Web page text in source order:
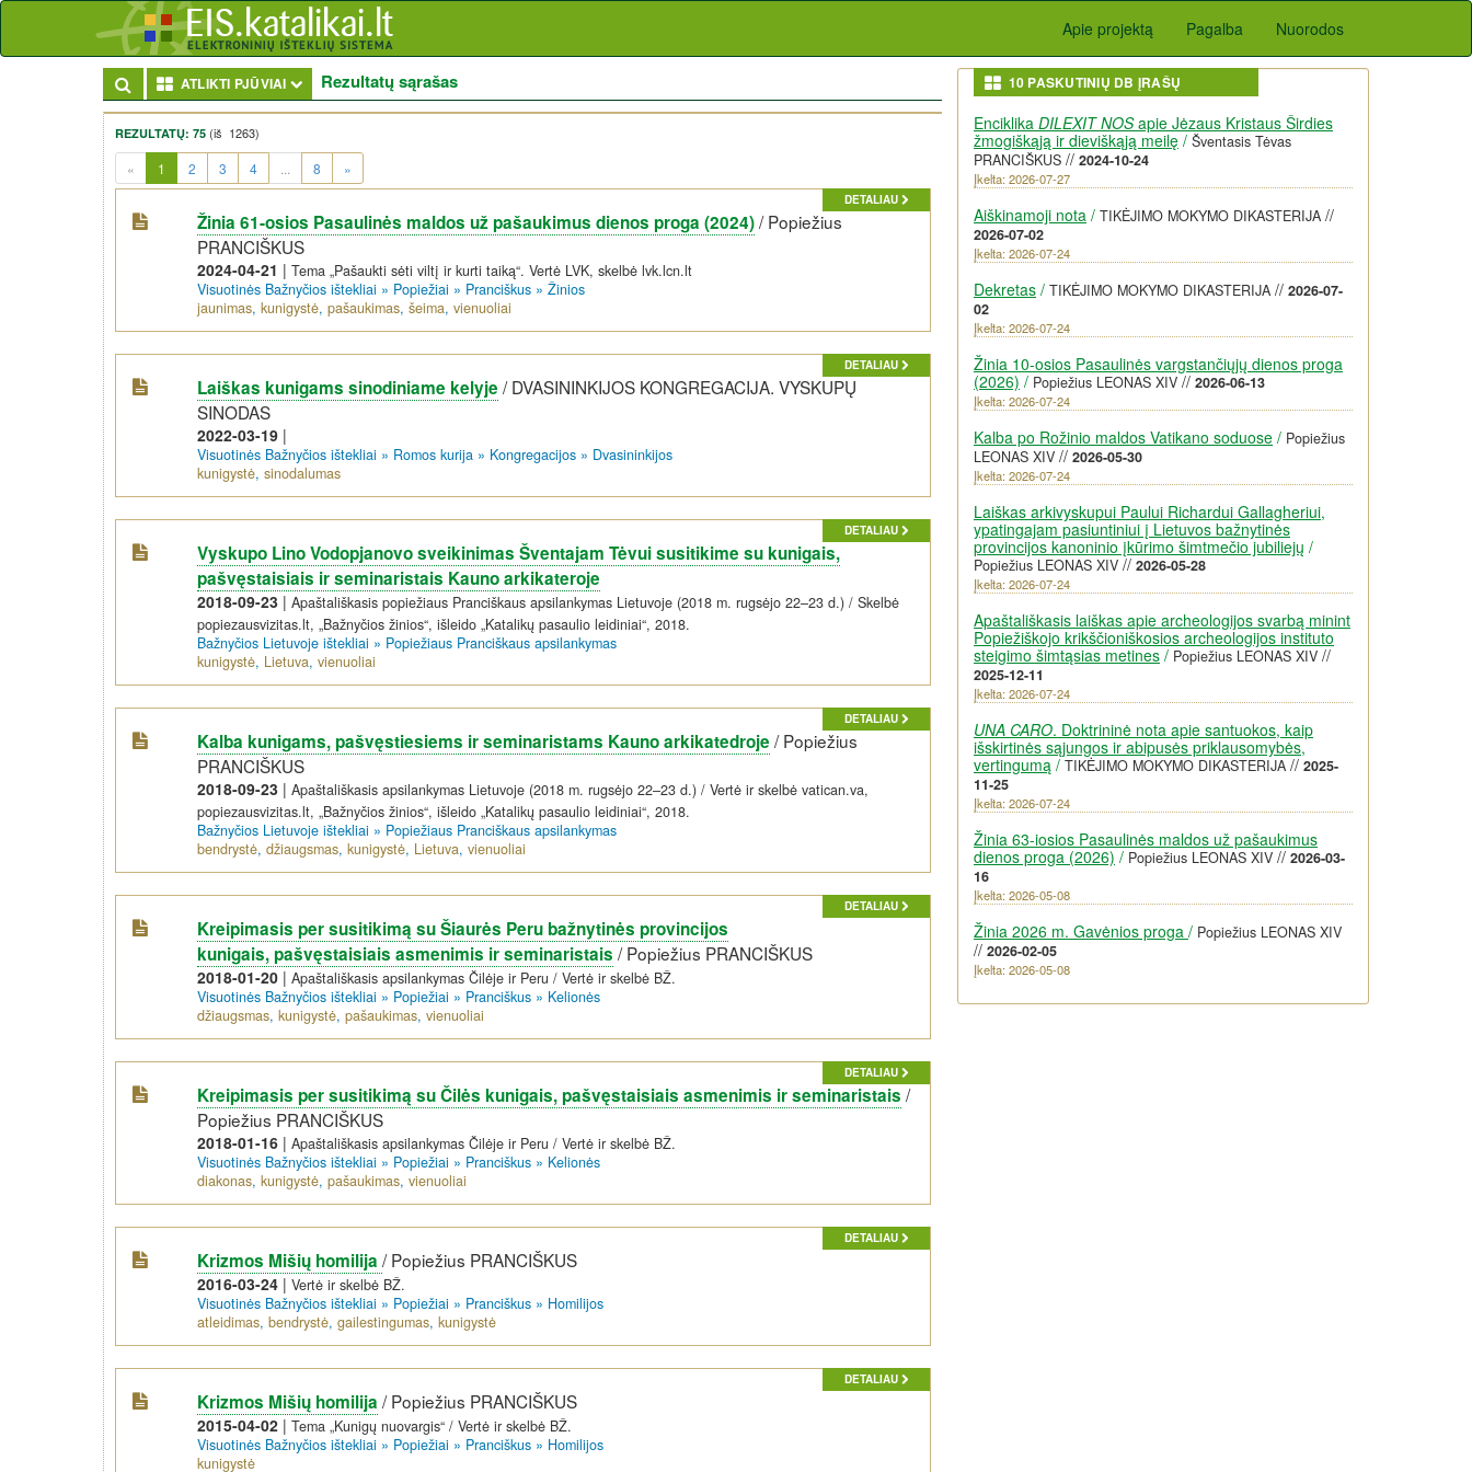
Apie projektą Pagalba Nuorodos
ATLIKTI PJŪVIAI Toggle Dropdown
Rezultatų sąrašas
REZULTATŲ: 75 (iš 1263)
« 1 (current)
2 3 4 8 »
DETALIAU
Žinia 61-osios Pasaulinės maldos už pašaukimus dienos proga (2024)/Popiežius
PRANCIŠKUS
2024-04-21 |Tema „Pašaukti sėti viltį ir kurti taiką“. Vertė LVK, skelbė lvk.lcn.lt
Visuotinės Bažnyčios ištekliai » Popiežiai » Pranciškus »Žinios
jaunimas,kunigystė,pašaukimas,šeima,vienuoliai
DETALIAU
Laiškas kunigams sinodiniame kelyje /DVASININKIJOS KONGREGACIJA. VYSKUPŲ
SINODAS
2022-03-19 |
Visuotinės Bažnyčios ištekliai » Romos kurija » Kongregacijos » Dvasininkijos
kunigystė,sinodalumas
DETALIAU
Vyskupo Lino Vodopjanovo sveikinimas Šventajam Tėvui susitikime su kunigais,
pašvęstaisiais ir seminaristais Kauno arkikateroje
2018-09-23 |Apaštališkasis popiežiaus Pranciškaus apsilankymas Lietuvoje (2018 m. rugsėjo 22–23 d.) / Skelbė
popiezausvizitas.lt, „Bažnyčios žinios“, išleido „Katalikų pasaulio leidiniai“, 2018.
Bažnyčios Lietuvoje ištekliai » Popiežiaus Pranciškaus apsilankymas
kunigystė, Lietuva,vienuoliai
DETALIAU
Kalba kunigams, pašvęstiesiems ir seminaristams Kauno arkikatedroje /Popiežius
PRANCIŠKUS
2018-09-23 |Apaštališkasis apsilankymas Lietuvoje (2018 m. rugsėjo 22–23 d.) / Vertė ir skelbė vatican.va,
popiezausvizitas.lt, „Bažnyčios žinios“, išleido „Katalikų pasaulio leidiniai“, 2018.
Bažnyčios Lietuvoje ištekliai » Popiežiaus Pranciškaus apsilankymas
bendrystė,džiaugsmas,kunigystė, Lietuva,vienuoliai
DETALIAU
Kreipimasis per susitikimą su Šiaurės Peru bažnytinės provincijos
kunigais, pašvęstaisiais asmenimis ir seminaristais /Popiežius PRANCIŠKUS
2018-01-20 |Apaštališkasis apsilankymas Čilėje ir Peru / Vertė ir skelbė BŽ.
Visuotinės Bažnyčios ištekliai » Popiežiai » Pranciškus » Kelionės
džiaugsmas,kunigystė,pašaukimas,vienuoliai
DETALIAU
Kreipimasis per susitikimą su Čilės kunigais, pašvęstaisiais asmenimis ir seminaristais /
Popiežius PRANCIŠKUS
2018-01-16 |Apaštališkasis apsilankymas Čilėje ir Peru / Vertė ir skelbė BŽ.
Visuotinės Bažnyčios ištekliai » Popiežiai » Pranciškus » Kelionės
diakonas,kunigystė,pašaukimas,vienuoliai
DETALIAU
Krizmos Mišių homilija/Popiežius PRANCIŠKUS
2016-03-24 |Vertė ir skelbė BŽ.
Visuotinės Bažnyčios ištekliai » Popiežiai » Pranciškus » Homilijos
atleidimas,bendrystė,gailestingumas,kunigystė
DETALIAU
Krizmos Mišių homilija /Popiežius PRANCIŠKUS
2015-04-02 |Tema „Kunigų nuovargis“ / Vertė ir skelbė BŽ.
Visuotinės Bažnyčios ištekliai » Popiežiai » Pranciškus » Homilijos
kunigystė
10 PASKUTINIŲ DB ĮRAŠŲ
Enciklika DILEXIT NOSapie Jėzaus Kristaus Širdies
žmogiškąją ir dieviškąją meilę / Šventasis Tėvas
PRANCIŠKUS // 2024-10-24
Įkelta: 2026-07-27
Aiškinamoji nota / TIKĖJIMO MOKYMO DIKASTERIJA //
2026-07-02
Įkelta: 2026-07-24
Dekretas / TIKĖJIMO MOKYMO DIKASTERIJA // 2026-07-
02
Įkelta: 2026-07-24
Žinia 10-osios Pasaulinės vargstančiųjų dienos proga
(2026) / Popiežius LEONAS XIV // 2026-06-13
Įkelta: 2026-07-24
Kalba po Rožinio maldos Vatikano soduose / Popiežius
LEONAS XIV // 2026-05-30
Įkelta: 2026-07-24
Laiškas arkivyskupui Paului Richardui Gallagheriui,
ypatingajam pasiuntiniui į Lietuvos bažnytinės
provincijos kanoninio įkūrimo šimtmečio jubiliejų /
Popiežius LEONAS XIV // 2026-05-28
Įkelta: 2026-07-24
Apaštališkasis laiškas apie archeologijos svarbą minint
Popiežiškojo krikščioniškosios archeologijos instituto
steigimo šimtąsias metines / Popiežius LEONAS XIV //
2025-12-11
Įkelta: 2026-07-24
UNA CARO. Doktrininė nota apie santuokos, kaip
išskirtinės sąjungos ir abipusės priklausomybės,
vertingumą / TIKĖJIMO MOKYMO DIKASTERIJA // 2025-
11-25
Įkelta: 2026-07-24
Žinia 63-iosios Pasaulinės maldos už pašaukimus
dienos proga (2026) / Popiežius LEONAS XIV // 2026-03-
16
Įkelta: 2026-05-08
Žinia 2026 m. Gavėnios proga / Popiežius LEONAS XIV
// 2026-02-05
Įkelta: 2026-05-08